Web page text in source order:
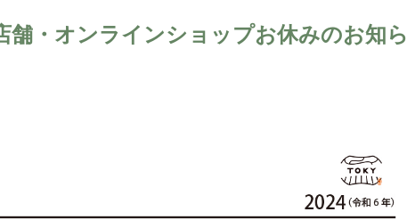
舗・オンラインショップお休みのお知ら